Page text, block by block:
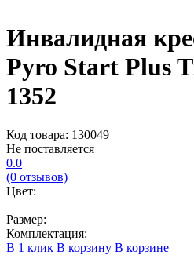
Инвалидная
Pyro Start Plus
1352
Код товара: 130049
Не поставляется
0.0
(0 отзывов)
Цвет:
Размер:
Комплектация:
В 1 клик В корзину В корзине